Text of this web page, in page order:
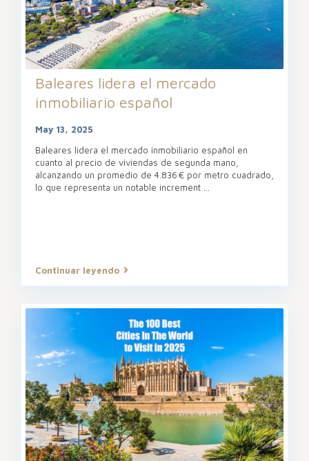
Baleares lidera el mercado
inmobiliario español
May 13, 2025
Baleares lidera el mercado inmobiliario español en
cuanto al precio de viviendas de segunda mano,
alcanzando un promedio de 4.836 € por metro cuadrado,
lo que representa un notable increment
Continuar leyendo